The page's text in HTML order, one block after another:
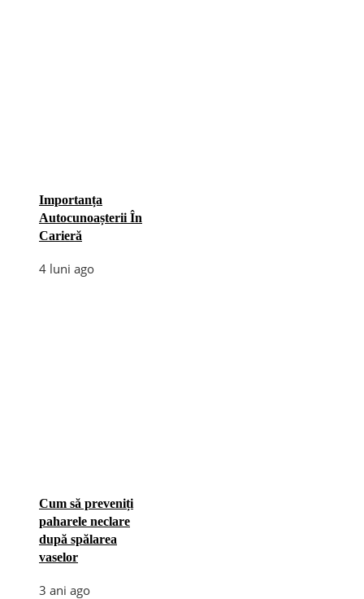
Importanța
Autocunoașterii În
Carieră
4 luni ago
Cum să preveniți
paharele neclare
după spălarea
vaselor
3 ani ago